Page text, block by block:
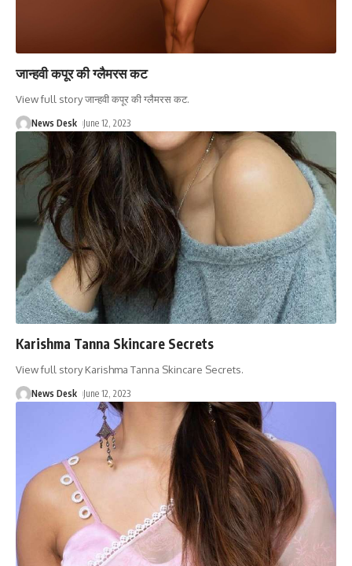
जान्हवी कपूर की ग्लैमरस कट
View full story जान्हवी कपूर की ग्लैमरस कट.
News Desk June 12, 2023
Karishma Tanna Skincare Secrets
View full story Karishma Tanna Skincare Secrets.
News Desk June 12, 2023